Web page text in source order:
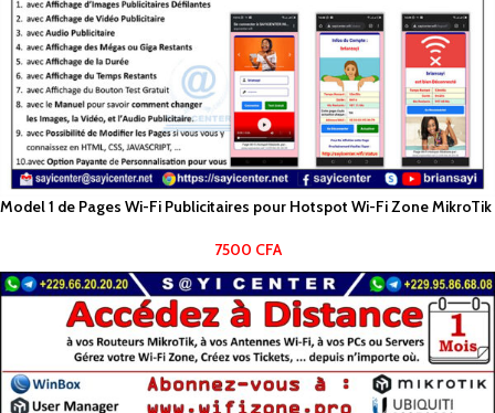
Model 1 de Pages Wi-Fi Publicitaires pour Hotspot Wi-Fi Zone MikroTik
7500 CFA